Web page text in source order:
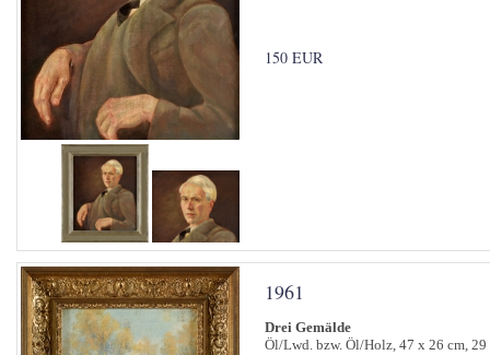
150 EUR
1961
Drei Gemälde
Öl/Lwd. bzw. Öl/Holz, 47 x 26 cm,